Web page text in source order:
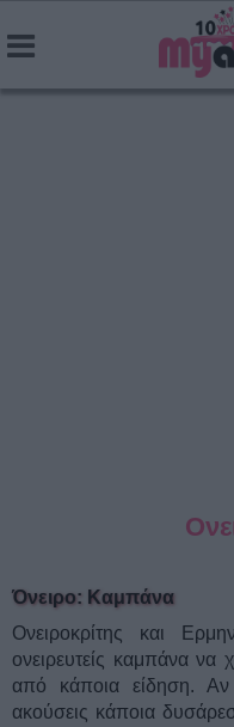
Όνειρο: Καμπάνα
Ονειροκρίτης και
ονειρευτείς καμπάνα
από κάποια είδηση.
ακούσεις κάποια